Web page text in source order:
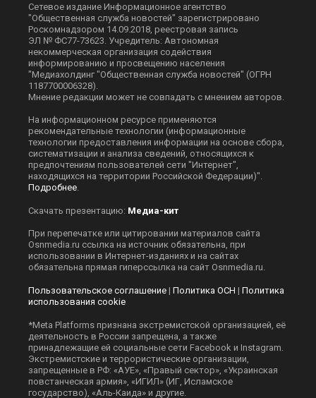
Сетевое издание Информационное агентство
"Общественная служба новостей" зарегистрировано
Роскомнадзором 14.09.2018, реестровая запись
ЭЛ № ФС77-73623. Учредитель: Автономная
некоммерческая организация содействия
информированию и просвещению населения
"Медиахолдинг "Общественная служба новостей" (ОГРН
1187700006328).
Мнение редакции может не совпадать с мнением авторов.
На информационном ресурсе применяются
рекомендательные технологии (информационные
технологии предоставления информации на основе сбора,
систематизации и анализа сведений, относящихся к
предпочтениям пользователей сети "Интернет",
находящихся на территории Российской Федерации)".
Подробнее
Скачать презентацию: Медиа-кит
При перепечатке или цитировании материалов сайта
Оsnmedia.ru ссылка на источник обязательна, при
использовании в Интернет-изданиях и на сайтах
обязательна прямая гиперссылка на сайт Оsnmedia.ru.
Пользовательское соглашение | Политика ОСН | Политика
использования cookie
*Meta Platforms признана экстремистской организацией, её
деятельность в России запрещена, а также
принадлежащие ей социальные сети Facebook и Instagram.
Экстремистские и террористические организации,
запрещенные в РФ: «АУЕ», «Правый сектор», «Украинская
повстанческая армия», «ИГИЛ» (ИГ, Исламское
государство), «Аль-Каида» и другие.